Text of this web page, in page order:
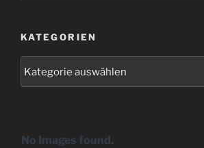
KATEGORIEN
No Images found.